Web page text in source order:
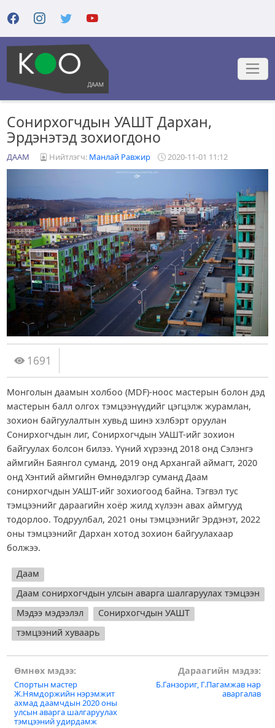
Сонирхогчдын УАШТ Дархан,
Эрдэнэтэд зохиогдоно
ДААМ Нийтлэгч: Манлай Равжир 2020-11-01 11:12
1691
Монголын даамын холбоо (MDF)-ноос мастерын болон дэд
мастерын балл олгох тэмцээнүүдийг цэгцэлж журамлан,
зохион байгуулалтын хувьд шинэ хэлбэрт оруулан
Сонирхогчдын лиг, Сонирхогчдын УАШТ-ийг зохион
байгуулах болсон билээ. Үүний хүрээнд 2018 онд Сэлэнгэ
аймгийн Баянгол суманд, 2019 онд Архангай аймагт, 2020
онд Хэнтий аймгийн Өмнөдэлгэр суманд Даам
сонирхогчдын УАШТ-ийг зохиогоод байна. Тэгвэл тус
тэмцээнийг дараагийн хоёр жилд хүлээн авах аймгууд
тодорлоо. Тодруулбал, 2021 оны тэмцээнийг Эрдэнэт, 2022
оны тэмцээнийг Дархан хотод зохион байгуулахаар
болжээ.
Даам
Даам сонирхогчдын улсын аварга шалгаруулах тэмцээн
Мэдээ мэдээлэл
Сонирхогчдын УАШТ
тэмцээний хуваарь
Post
navigation
Өмнөх мэдээ:
Спортын мастер
Ж.Нямдоржийн нэрэмжит
ахмад даамчдын 2020 оны
улсын аварга шалгаруулах
тэмцээний удирдамж
Дараагийн мэдээ:
Б.Ганзориг, Г.Пагамжав нар
аваргалав